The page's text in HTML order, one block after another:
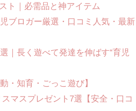
ト｜必需品と神アイテム
ブロガー厳選・口コミ人気・最新
｜長く遊べて発達を伸ばす“育児
・知育・ごっこ遊び】
マスプレゼント7選【安全・口コ